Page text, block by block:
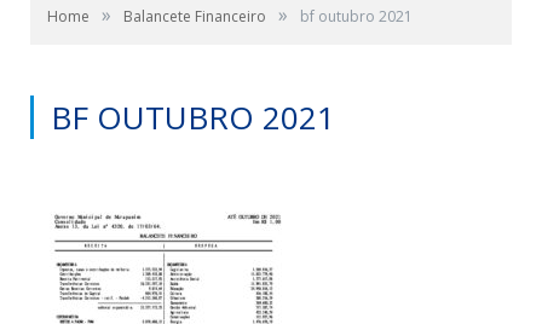
Home » Balancete Financeiro » bf outubro 2021
BF OUTUBRO 2021